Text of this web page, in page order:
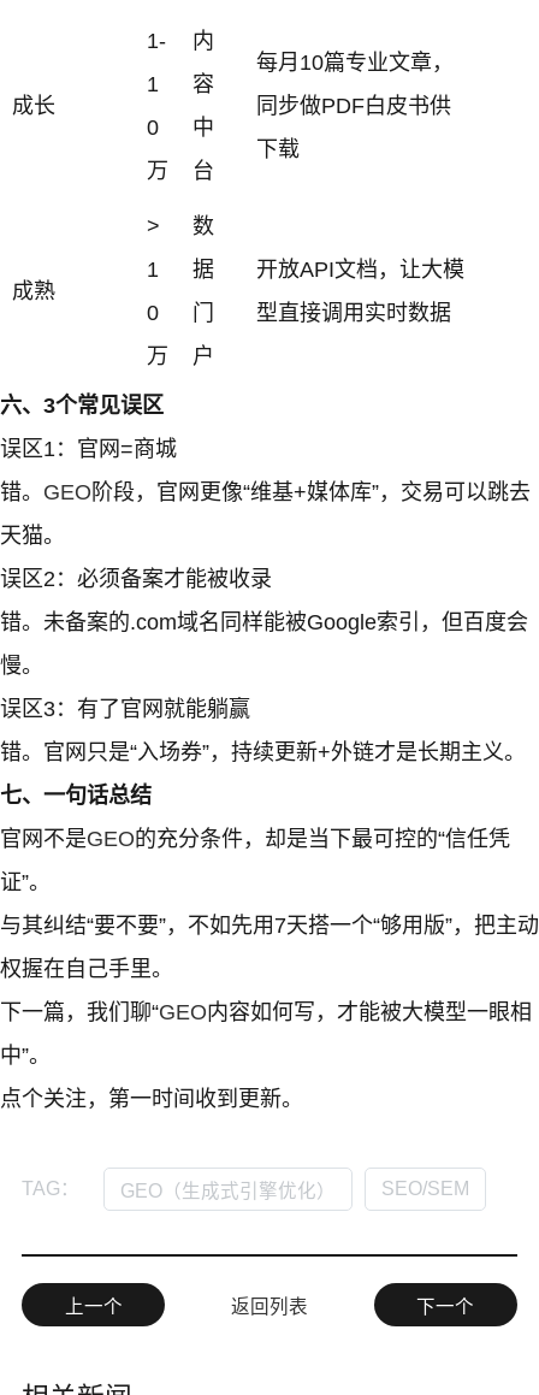
成长
1-
1
0
万
内
容
中
台
每月10篇专业文章，
同步做PDF白皮书供
下载
成熟
>
1
0
万
数
据
门
户
开放API文档，让大模
型直接调用实时数据
六、3个常见误区
误区1：官网=商城
错。 GEO 阶段，官网更像“维基+媒体库”，交易可以跳去
天猫。
误区2：必须备案才能被收录
错。未备案的.com域名同样能被Google索引，但百度会
慢。
误区3：有了官网就能躺赢
错。官网只是“入场券”，持续更新+外链才是长期主义。
七、一句话总结
官网不是GEO的充分条件，却是当下最可控的“信任凭
证”。
与其纠结“要不要”，不如先用7天搭一个“够用版”，把主动
权握在自己手里。
下一篇，我们聊“GEO内容如何写，才能被大模型一眼相
中”。
点个关注，第一时间收到更新。
TAG： GEO（生成式引擎优化） SEO/SEM
上一个 返回列表 下一个